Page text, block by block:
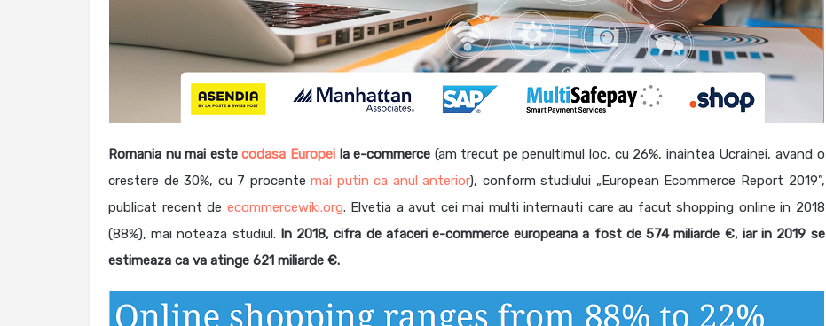
Romania nu mai estecodasa Europeila e-commerce (am trecut pe penultimul loc, cu 26%, inaintea Ucrainei, avand o
crestere de 30%, cu 7 procentemai putin ca anul anterior), conform studiului „European Ecommerce Report 2019”,
publicat recent de ecommercewiki.org. Elvetia a avut cei mai multi internauti care au facut shopping online in 2018
(88%), mai noteaza studiul. In 2018, cifra de afaceri e-commerce europeana a fost de 574 miliarde €, iar in 2019 se
estimeaza ca va atinge 621 miliarde €.